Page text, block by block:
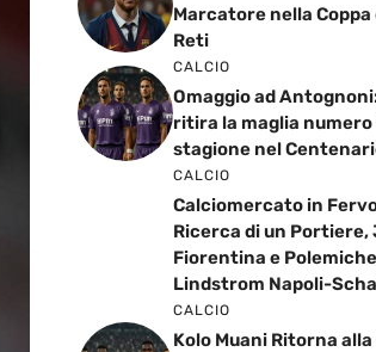
Marcatore nella Coppa
Reti
CALCIO
Omaggio ad
ritira la maglia numero
stagione nel
CALCIO
Calciomercato in
Ricerca di un Portiere,
Fiorentina e
Lindstrom Napoli-
CALCIO
Kolo Muani Ritorna